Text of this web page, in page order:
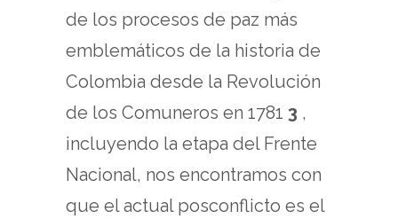
de los procesos de paz más
emblemáticos de la historia de
Colombia desde la Revolución
de los Comuneros en 1781 3 ,
incluyendo la etapa del Frente
Nacional, nos encontramos con
que el actual posconflicto es el